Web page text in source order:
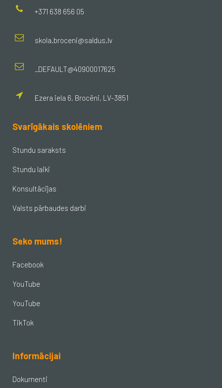
+371 638 656 05
skola.broceni@saldus.lv
_DEFAULT@40900017625
Ezera iela 6, Brocēni, LV-3851
Svarīgākais skolēniem
Stundu saraksts
Stundu laiki
Konsultācijas
Valsts pārbaudes darbi
Seko mums!
Facebook
YouTube
YouTube
TikTok
Informācijai
Dokumenti